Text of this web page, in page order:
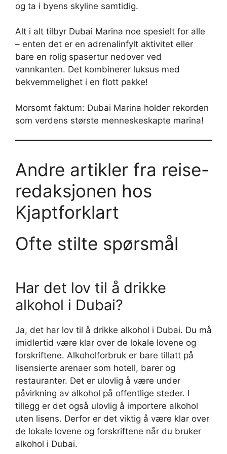
og ta i byens skyline samtidig.
Alt i alt tilbyr Dubai Marina noe spesielt for alle
– enten det er en adrenalinfylt aktivitet eller
bare en rolig spasertur nedover ved
vannkanten. Det kombinerer luksus med
bekvemmelighet i en flott pakke!
Morsomt faktum: Dubai Marina holder rekorden
som verdens største menneskeskapte marina!
Andre artikler fra reise-
redaksjonen hos
Kjaptforklart
Ofte stilte spørsmål
Har det lov til å drikke
alkohol i Dubai?
Ja, det har lov til å drikke alkohol i Dubai. Du må
imidlertid være klar over de lokale lovene og
forskriftene. Alkoholforbruk er bare tillatt på
lisensierte arenaer som hotell, barer og
restauranter. Det er ulovlig å være under
påvirkning av alkohol på offentlige steder. I
tillegg er det også ulovlig å importere alkohol
uten lisens. Derfor er det viktig å være klar over
de lokale lovene og forskriftene når du bruker
alkohol i Dubai.